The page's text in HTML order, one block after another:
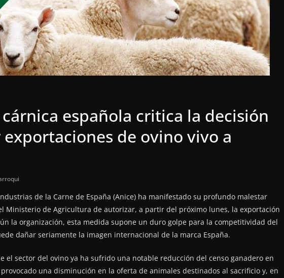
española critica la decisión
de ovino vivo a
de la Carne de España (Anice) ha manifestado su profundo malestar
Ministerio de Agricultura de autorizar, a partir del próximo lunes, la exportación
la organización, esta medida supone un duro golpe para la competitividad del
dañar seriamente la imagen internacional de la marca España.
el sector del ovino ya ha sufrido una notable reducción del censo ganadero en
una disminución en la oferta de animales destinados al sacrificio y, en